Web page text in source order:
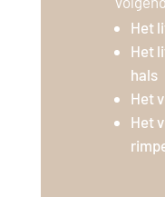
Het
Het
hals
Het
Het